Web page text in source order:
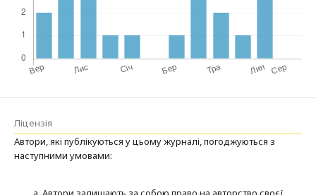
Ліцензія
Автори, які публікуються у цьому журналі, погоджуються з
наступними умовами: